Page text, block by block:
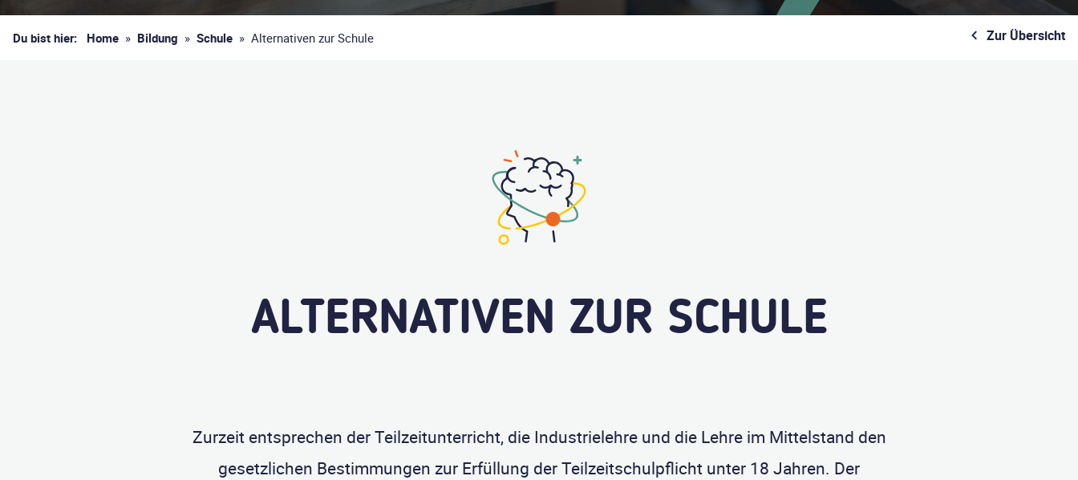
Du bist hier: Home » Bildung » Schule » Alternativen zur Schule Zur Übersicht
ALTERNATIVEN ZUR SCHULE
Zurzeit entsprechen der Teilzeitunterricht, die Industrielehre und die Lehre im Mittelstand den
gesetzlichen Bestimmungen zur Erfüllung der Teilzeitschulpflicht unter 18 Jahren. Der